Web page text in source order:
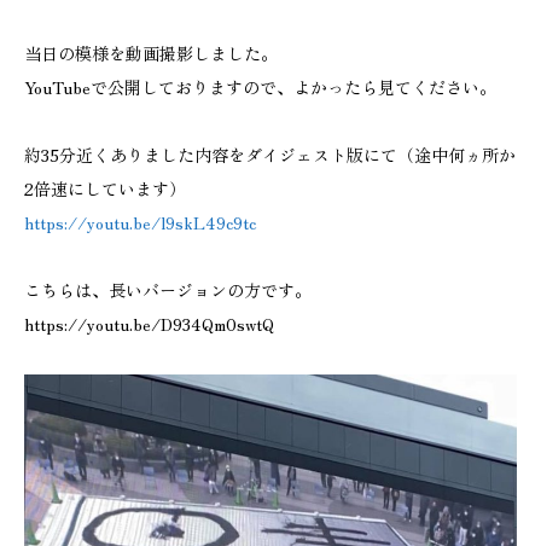
当日の模様を動画撮影しました。
YouTubeで公開しておりますので、よかったら見てください。
約35分近くありました内容をダイジェスト版にて（途中何ヵ所か
2倍速にしています）
https://youtu.be/l9skL49c9tc
こちらは、長いバージョンの方です。
https://youtu.be/D934Qm0swtQ